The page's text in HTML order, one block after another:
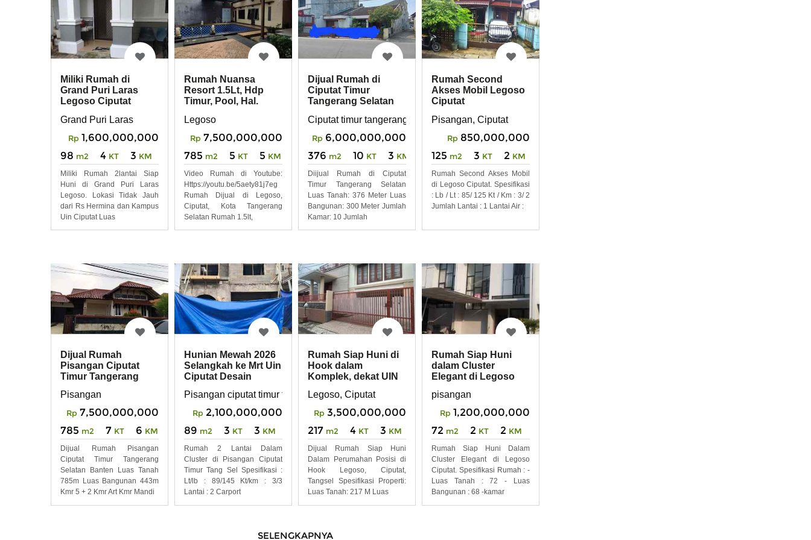
Miliki Rumah di
Grand Puri Laras
Legoso Ciputat
Grand Puri Laras
Rp 1,600,000,000
98 m2 4 KT 3 KM
Miliki Rumah 2lantai Siap
Huni di Grand Puri Laras
Legoso. Lokasi Tidak Jauh
dari Rs Hermina dan Kampus
Uin Ciputat Luas
Rumah Nuansa
Resort 1.5Lt, Hdp
Timur, Pool, Hal.
Ciputat
Legoso
Rp 7,500,000,000
785 m2 5 KT 5 KM
Video Rumah di Youtube:
Https://youtu.be/5aety81j7eg
Rumah Dijual di Legoso,
Ciputat, Kota Tangerang
Selatan Rumah 1.5lt,
Dijual Rumah di
Ciputat Timur
Tangerang Selatan
Ciputat timur tangerang selatan
Rp 6,000,000,000
376 m2 10 KT 3 KM
Diijual Rumah di Ciputat
Timur Tangerang Selatan
Luas Tanah: 376 Meter Luas
Bangunan: 300 Meter Jumlah
Kamar: 10 Jumlah
Rumah Second
Akses Mobil Legoso
Ciputat
Pisangan, Ciputat
Rp 850,000,000
125 m2 3 KT 2 KM
Rumah Second Akses Mobil
di Legoso Ciputat. Spesifikasi
: Lb / Lt : 85/ 125 Kt / Km : 3/ 2
Jumlah Lantai : 1 Lantai Air :
Dijual Rumah
Pisangan Ciputat
Timur Tangerang
Pisangan
Rp 7,500,000,000
785 m2 7 KT 6 KM
Dijual Rumah Pisangan
Ciputat Timur Tangerang
Selatan Banten Luas Tanah
785m Luas Bangunan 443m
Kmr 5 + 2 Kmr Art Kmr Mandi
Hunian Mewah 2026
Selangkah ke Mrt Uin
Ciputat Desain
Pisangan ciputat timur tanggerang selatan
Rp 2,100,000,000
89 m2 3 KT 3 KM
Rumah 2 Lantai Dalam
Cluster di Pisangan Ciputat
Timur Tang Sel Spesifikasi :
Lt/lb : 89/145 Kt/km : 3/3
Lantai : 2 Carport
Rumah Siap Huni di
Hook dalam
Komplek, dekat UIN
Legoso, Ciputat
Rp 3,500,000,000
217 m2 4 KT 3 KM
Dijual Rumah Siap Huni
Dalam Perumahan Posisi di
Hook Legoso, Ciputat,
Tangsel Spesifikasi Properti:
Luas Tanah: 217 M Luas
Rumah Siap Huni
dalam Cluster
Elegant di Legoso
pisangan
Rp 1,200,000,000
72 m2 2 KT 2 KM
Rumah Siap Huni Dalam
Cluster Elegant di Legoso
Ciputat. Spesifikasi Rumah : -
Luas Tanah : 72 - Luas
Bangunan : 68 -kamar
SELENGKAPNYA